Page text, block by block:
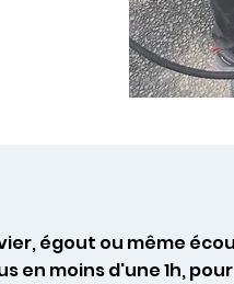
égout ou même
en moins d'une 1h,